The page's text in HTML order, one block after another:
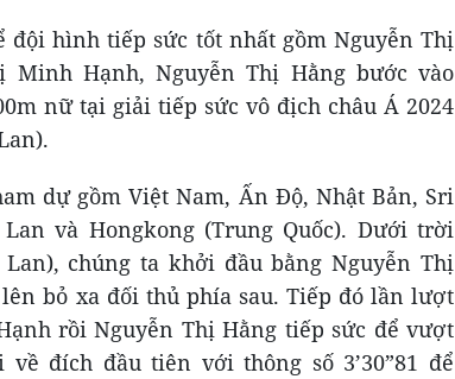
đội hình tiếp sức tốt nhất gồm Nguyễn Thị
Minh Hạnh, Nguyễn Thị Hằng bước vào
nữ tại giải tiếp sức vô địch châu Á 2024
dự gồm Việt Nam, Ấn Độ, Nhật Bản, Sri
và Hongkong (Trung Quốc). Dưới trời
chúng ta khởi đầu bằng Nguyễn Thị
bỏ xa đối thủ phía sau. Tiếp đó lần lượt
rồi Nguyễn Thị Hằng tiếp sức để vượt
đích đầu tiên với thông số 3’30”81 để